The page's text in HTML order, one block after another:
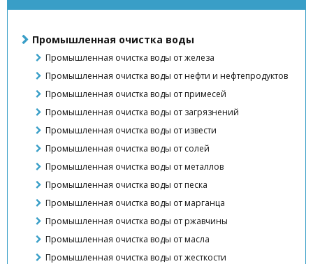
Промышленная очистка воды
Промышленная очистка воды от железа
Промышленная очистка воды от нефти и нефтепродуктов
Промышленная очистка воды от примесей
Промышленная очистка воды от загрязнений
Промышленная очистка воды от извести
Промышленная очистка воды от солей
Промышленная очистка воды от металлов
Промышленная очистка воды от песка
Промышленная очистка воды от марганца
Промышленная очистка воды от ржавчины
Промышленная очистка воды от масла
Промышленная очистка воды от жесткости